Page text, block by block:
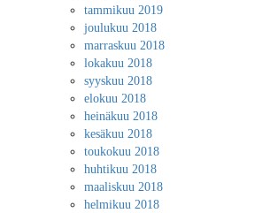
tammikuu 2019
joulukuu 2018
marraskuu 2018
lokakuu 2018
syyskuu 2018
elokuu 2018
heinäkuu 2018
kesäkuu 2018
toukokuu 2018
huhtikuu 2018
maaliskuu 2018
helmikuu 2018